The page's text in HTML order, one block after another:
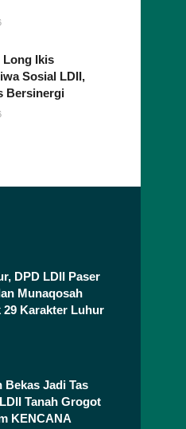
Long Ikis
Sosial LDII,
Bersinergi
DPD LDII Paser
Munaqosah
Karakter Luhur
Bekas Jadi Tas
Tanah Grogot
KENCANA